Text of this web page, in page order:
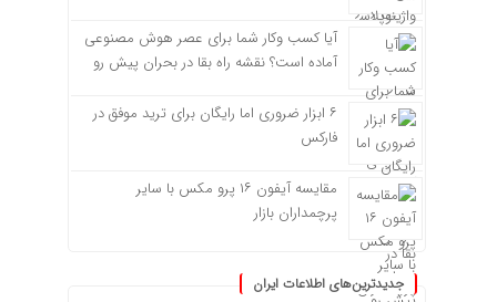
آیا کسب وکار شما برای عصر هوش مصنوعی
آماده است؟ نقشه راه بقا در بحران پیش رو
۶ ابزار ضروری اما رایگان برای ترید موفق در
فارکس
مقایسه آیفون ۱۶ پرو مکس با سایر
پرچمداران بازار
جدیدترین‌های اطلاعات ایران